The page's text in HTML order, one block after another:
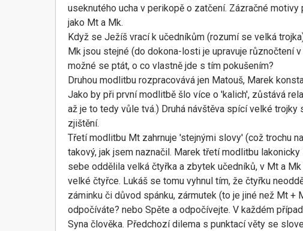
useknutého ucha v perikopě o zatčení. Zázračné
jako Mt a Mk.
Když se Ježíš vrací k učedníkům (rozumí se velká
Mk jsou stejné (do dokona-losti je upravuje různočtení
možné se ptát, o co vlastně jde s tím pokušením?
Druhou modlitbu rozpracovává jen Matouš, Marek
Jako by při první modlitbě šlo více o 'kalich', zůstává
až je to tedy vůle tvá.) Druhá návštěva spící velké
zjištění.
Třetí modlitbu Mt zahrnuje 'stejnými slovy' (což trochu
takový, jak jsem naznačil. Marek třetí modlitbu
sebe oddělila velká čtyřka a zbytek učedníků, v Mt a
velké čtyřce. Lukáš se tomu vyhnul tím, že čtyřku
záminku či důvod spánku, zármutek (to je jiné než Mt
odpočíváte? nebo Spěte a odpočívejte. V každém
Syna člověka. Předchozí dilema s punktací věty se